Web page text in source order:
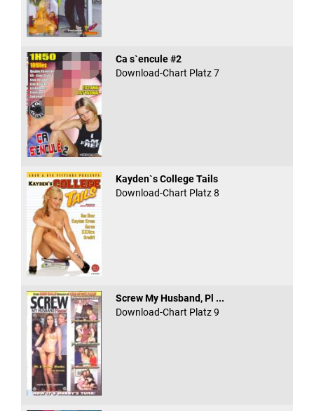
Ca s`encule #2
Download-Chart Platz 7
Kayden`s College Tails
Download-Chart Platz 8
Screw My Husband, Pl ...
Download-Chart Platz 9